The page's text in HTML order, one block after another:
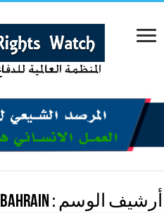
أرشيف الوسم : BAHRAIN